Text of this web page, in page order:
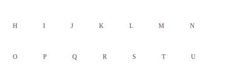
H I J K L M N
O P Q R S T U